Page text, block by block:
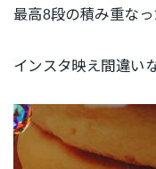
最高8段の積み重なっ
インスタ映え間違い